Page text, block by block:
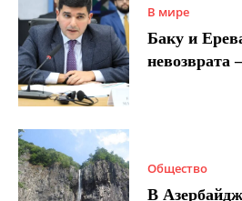
В мире
Баку и
невозврата
Общество
В